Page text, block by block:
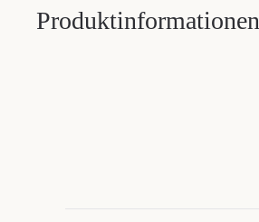
Produktinformationen